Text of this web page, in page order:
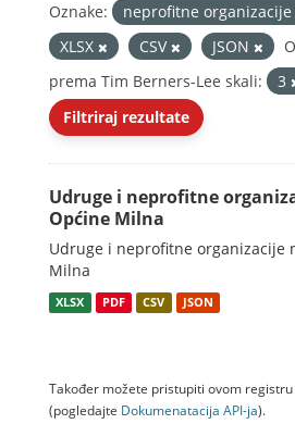
Oznake: neprofitne organizacije
XLSX
CSV JSON
prema Tim Berners-Lee skali:
3
Filtriraj rezultate
Udruge i neprofitne
Općine Milna
Udruge i neprofitne organizacije
Milna
XLSX PDF CSV JSON
Također možete pristupiti ovom
(pogledajte Dokumenаtаcijа API-jа).